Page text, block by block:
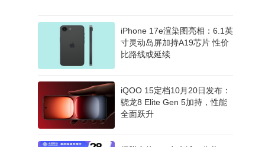
iPhone 17e渲染图亮相：6.1英
寸灵动岛屏加持A19芯片 性价
比路线或延续
iQOO 15定档10月20日发布：
骁龙8 Elite Gen 5加持，性能
全面跃升